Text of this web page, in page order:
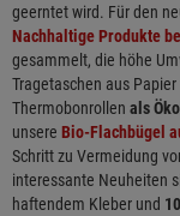
geerntet wird. Für den
Nachhaltige Produkte
gesammelt, die höhe
Tragetaschen aus
Thermobonrollen als
unsere Bio-Flachbügel
Schritt zu Vermeidung
interessante Neuheiten
haftendem Kleber und